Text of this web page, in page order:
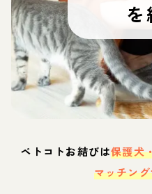
を
ペトコトお結びは保護犬
マッチン